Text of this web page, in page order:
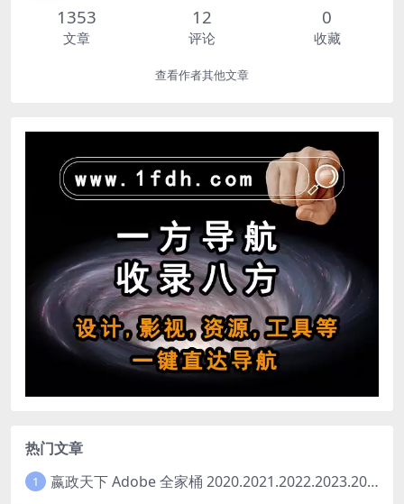
1353
文章
12
评论
0
收藏
查看作者其他文章
热门文章
1 嬴政天下 Adobe 全家桶 2020.2021.2022.2023.2024.2025大师版（2025年08月版 ）